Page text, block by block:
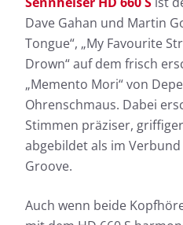
Dave Gahan und Martin
Tongue“, „My Favourite
Drown“ auf dem frisch
„Memento Mori“ von
Ohrenschmaus. Dabei
Stimmen präziser,
abgebildet als im
Groove.
Auch wenn beide